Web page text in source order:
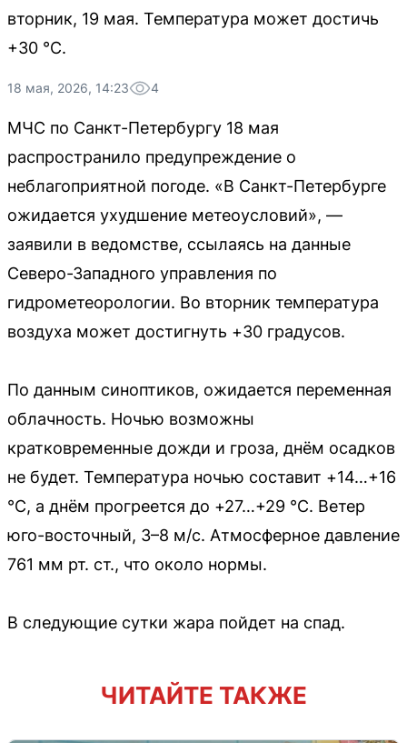
вторник, 19 мая. Температура может достичь
+30 °C.
18 мая, 2026, 14:23 4
МЧС по Санкт-Петербургу 18 мая
распространило предупреждение о
неблагоприятной погоде. «В Санкт-Петербурге
ожидается ухудшение метеоусловий», —
заявили в ведомстве, ссылаясь на данные
Северо-Западного управления по
гидрометеорологии. Во вторник температура
воздуха может достигнуть +30 градусов.
По данным синоптиков, ожидается переменная
облачность. Ночью возможны
кратковременные дожди и гроза, днём осадков
не будет. Температура ночью составит +14…+16
°C, а днём прогреется до +27…+29 °C. Ветер
юго-восточный, 3–8 м/с. Атмосферное давление
761 мм рт. ст., что около нормы.
В следующие сутки жара пойдет на спад.
ЧИТАЙТЕ ТАКЖЕ